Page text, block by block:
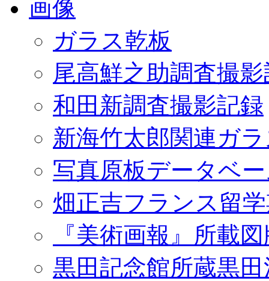
画像
ガラス乾板
尾高鮮之助調査撮
和田新調査撮影記録
新海竹太郎関連ガ
写真原板データベ
畑正吉フランス留
『美術画報』所載
黒田記念館所蔵黒